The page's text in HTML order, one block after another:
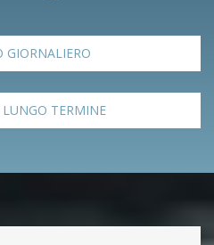
GIORNALIERO
TERMINE